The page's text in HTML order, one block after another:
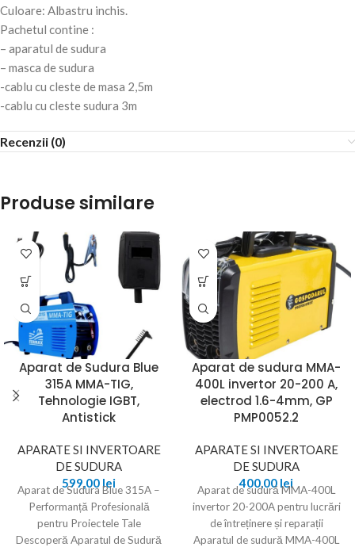
Culoare: Albastru inchis.
Pachetul contine :
– aparatul de sudura
– masca de sudura
-cablu cu cleste de masa 2,5m
-cablu cu cleste sudura 3m
Recenzii (0)
Produse similare
Aparat de Sudura Blue
315A MMA-TIG,
Tehnologie IGBT,
Antistick
APARATE SI INVERTOARE
DE SUDURA
599,00lei
Aparat de Sudura Blue 315A –
Performanță Profesională
pentru Proiectele Tale
Descoperă Aparatul de Sudură
Aparat de sudura MMA-
400L invertor 20-200 A,
electrod 1.6-4mm, GP
PMP0052.2
APARATE SI INVERTOARE
DE SUDURA
400,00 lei
Aparat de sudură MMA-400L
invertor 20-200A pentru lucrări
de întreținere și reparații
Aparatul de sudură MMA-400L